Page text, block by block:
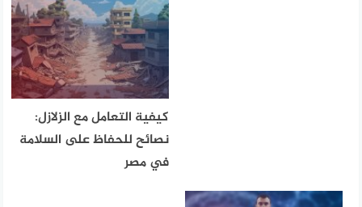
كيفية التعامل مع الزلازل:
نصائح للحفاظ على السلامة
في مصر